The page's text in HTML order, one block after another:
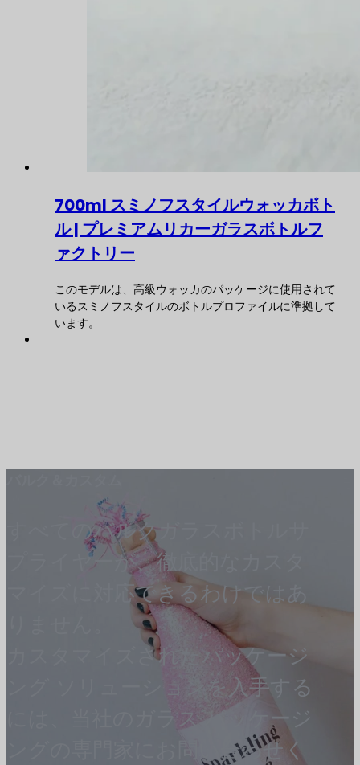
700ml スミノフスタイルウォッカボト
ル | プレミアムリカーガラスボトルフ
ァクトリー
このモデルは、高級ウォッカのパッケージに使用されて
いるスミノフスタイルのボトルプロファイルに準拠して
います。
すべてのバルクガラスボトルサ
プライヤーが、徹底的なカスタ
マイズに対応できるわけではあ
カスタマイズされたパッケージ
ング ソリューションを入手する
には、当社のガラス パッケージ
ングの専門家にお問い合わせく